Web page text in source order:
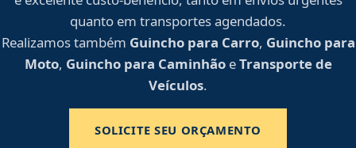
quanto em transportes agendados.
Realizamos também Guincho para Carro, Guincho para
Moto, Guincho para CaminhãoeTransporte de
Veículos.
SOLICITE SEU ORÇAMENTO